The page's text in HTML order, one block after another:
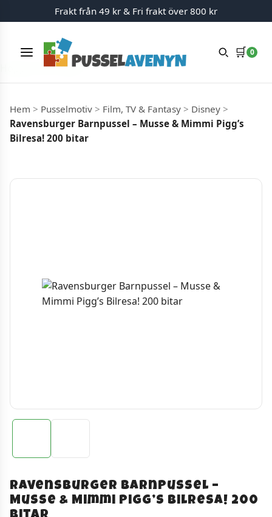
Hoppa till innehåll
Frakt från 49 kr & Fri frakt över 800 kr
Meny 🛒 0
Hem > Pusselmotiv > Film, TV & Fantasy > Disney >
Ravensburger Barnpussel – Musse & Mimmi Pigg’s
Bilresa! 200 bitar
Ravensburger Barnpussel –
Musse & Mimmi Pigg’s Bilresa! 200